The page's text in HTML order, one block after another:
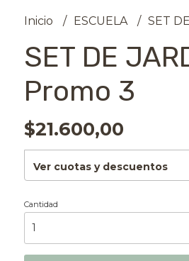
Inicio ESCUELA SET
SET DE
Promo 3
$21.600,00
Ver cuotas y descuentos
Cantidad